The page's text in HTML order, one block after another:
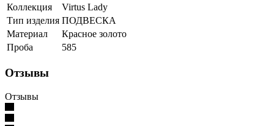
Коллекция
Virtus Lady
Тип изделия ПОДВЕСКА
Материал
Красное золото
Проба
585
Отзывы
Отзывы